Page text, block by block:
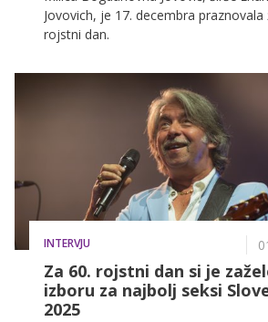
Jovovich, je 17. decembra praznovala
rojstni dan.
INTERVJU
Za 60. rojstni dan si je
izboru za najbolj seksi
2025